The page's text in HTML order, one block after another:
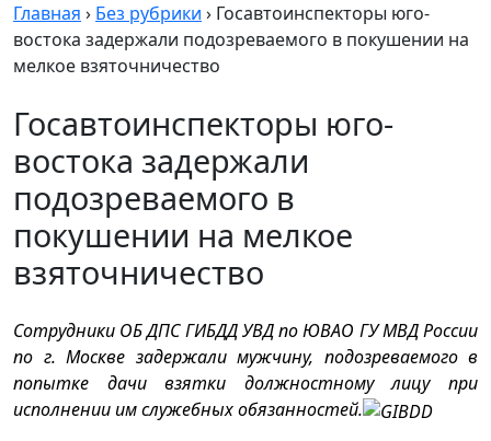
Главная › Без рубрики › Госавтоинспекторы юго-
востока задержали подозреваемого в покушении на
мелкое взяточничество
Госавтоинспекторы юго-
востока задержали
подозреваемого в
покушении на мелкое
взяточничество
Сотрудники ОБ ДПС ГИБДД УВД по ЮВАО ГУ МВД России
по г. Москве задержали мужчину, подозреваемого в
попытке дачи взятки должностному лицу при
исполнении им служебных обязанностей.